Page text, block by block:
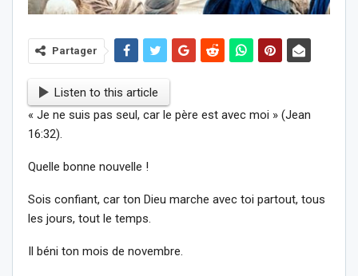
Partager
Listen to this article
« Je ne suis pas seul, car le père est avec moi » (Jean
16:32).
Quelle bonne nouvelle !
Sois confiant, car ton Dieu marche avec toi partout, tous
les jours, tout le temps.
Il béni ton mois de novembre.